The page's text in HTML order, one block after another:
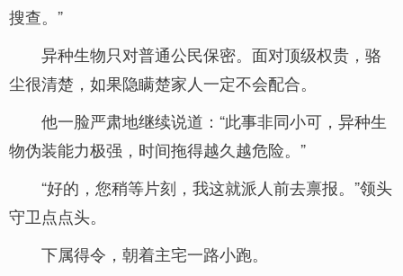
搜查。”
异种生物只对普通公民保密。面对顶级权贵，骆
尘很清楚，如果隐瞒楚家人一定不会配合。
他一脸严肃地继续说道：“此事非同小可，异种生
物伪装能力极强，时间拖得越久越危险。”
“好的，您稍等片刻，我这就派人前去禀报。”领头
守卫点点头。
下属得令，朝着主宅一路小跑。